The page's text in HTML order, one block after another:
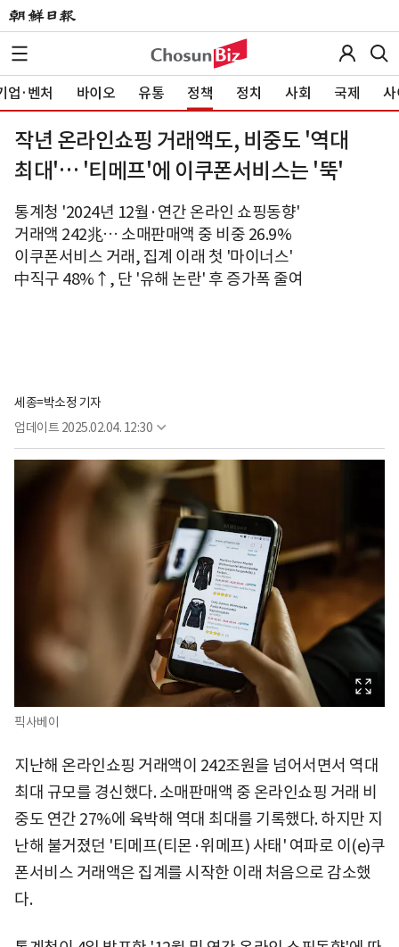
업·벤처 바이오 유통 정책 정치 사회 국제 사
작년 온라인쇼핑 거래액도, 비중도 '역대
최대'… '티메프'에 이쿠폰서비스는 '뚝'
통계청 '2024년 12월·연간 온라인 쇼핑동향'
거래액 242兆… 소매판매액 중 비중 26.9%
이쿠폰서비스 거래, 집계 이래 첫 '마이너스'
中직구 48%↑, 단 '유해 논란' 후 증가폭 줄여
세종=박소정 기자
업데이트 2025.02.04. 12:30
픽사베이
지난해 온라인쇼핑 거래액이 242조원을 넘어서면서 역대
최대 규모를 경신했다. 소매판매액 중 온라인쇼핑 거래 비
중도 연간 27%에 육박해 역대 최대를 기록했다. 하지만 지
난해 불거졌던 '티메프(티몬·위메프) 사태' 여파로 이(e)쿠
폰서비스 거래액은 집계를 시작한 이래 처음으로 감소했
다.